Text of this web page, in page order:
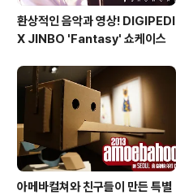
환상적인 음악과 영상! DIGIPEDI
X JINBO 'Fantasy' 쇼케이스
아메바컬쳐와 친구들이 만든 특별